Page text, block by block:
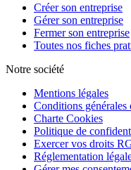
Créer son entreprise
Gérer son entreprise
Fermer son entreprise
Toutes nos fiches
Notre société
Mentions légales
Conditions générales
Charte Cookies
Politique de
Exercer vos droits
Réglementation